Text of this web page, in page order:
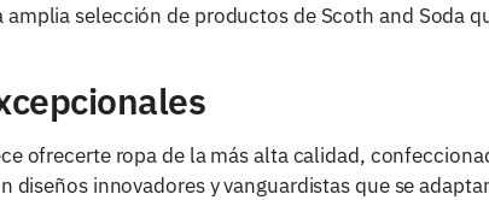
selección de productos de Scoth and Soda
ofrecerte ropa de la más alta calidad,
diseños innovadores y vanguardistas que se